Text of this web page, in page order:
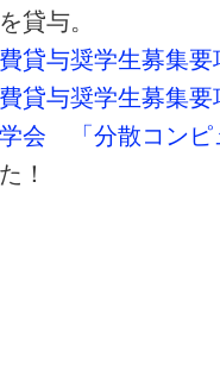
貸与。
貸与奨学生募集要
貸与奨学生募集要
会
「分散コン
！